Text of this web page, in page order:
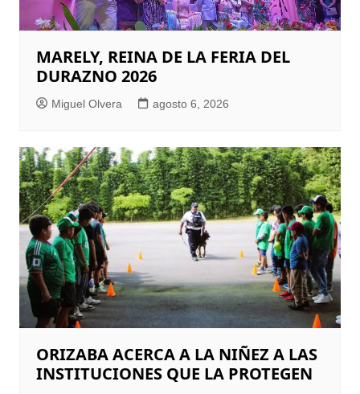
MARELY, REINA DE LA FERIA DEL
DURAZNO 2026
Miguel Olvera agosto 6, 2026
ORIZABA ACERCA A LA NIÑEZ A LAS
INSTITUCIONES QUE LA PROTEGEN